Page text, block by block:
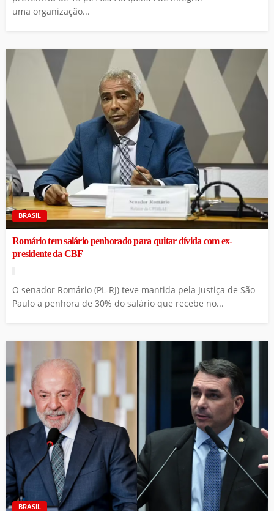
uma organização...
BRASIL
Romário tem salário penhorado para quitar dívida com ex-
presidente da CBF
O senador Romário (PL-RJ) teve mantida pela Justiça de São
Paulo a penhora de 30% do salário que recebe no...
BRASIL